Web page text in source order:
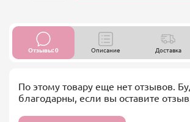
Отзывы: 0 Описание Доставка
По этому товару еще нет отзывов.
благодарны, если вы оставите отзыв.